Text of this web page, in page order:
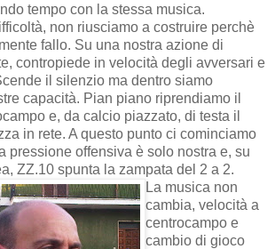
tempo con la stessa musica.
non riusciamo a costruire perchè
fallo. Su una nostra azione di
contropiede in velocità degli avversari e
il silenzio ma dentro siamo
capacità. Pian piano riprendiamo il
e, da calcio piazzato, di testa il
in rete. A questo punto ci cominciamo
pressione offensiva è solo nostra e, su
ZZ.10 spunta la zampata del 2 a 2.
La musica non
cambia, velocità a
centrocampo e
cambio di gioco